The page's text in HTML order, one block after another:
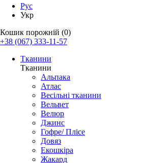
Рус
Укр
Кошик порожній (0)
+38 (067) 333-11-57
Тканини
Тканини
Альпака
Атлас
Весільні тканини
Вельвет
Велюр
Джинс
Гофре/ Плісе
Довяз
Екошкіра
Жакард